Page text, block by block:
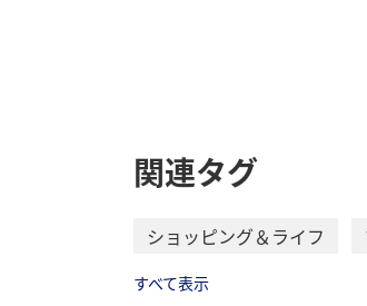
関連タグ
ショッピング＆ライフ
すべて表示